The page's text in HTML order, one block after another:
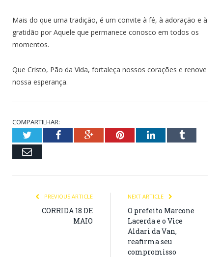
Mais do que uma tradição, é um convite à fé, à adoração e à
gratidão por Aquele que permanece conosco em todos os
momentos.
Que Cristo, Pão da Vida, fortaleça nossos corações e renove
nossa esperança.
COMPARTILHAR:
TwitterFacebookGoogle+PinterestLinkedInTumblr
Email
PREVIOUS ARTICLE
CORRIDA 18 DE
MAIO
NEXT ARTICLE
O prefeito Marcone
Lacerda e o Vice
Aldari da Van,
reafirma seu
compromisso